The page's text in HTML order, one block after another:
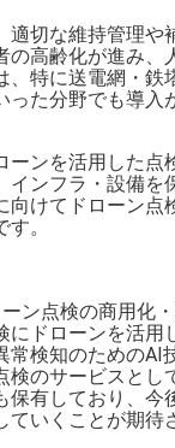
切な維持管理や
高齢化が進み、
特に送電網・鉄
た分野でも導入
ンを活用した点
ンフラ・設備を
けてドローン点
。
点検の商用化・
ドローンを活用
検知のためのAI
のサービスとし
保有しており、今
いくことが期待